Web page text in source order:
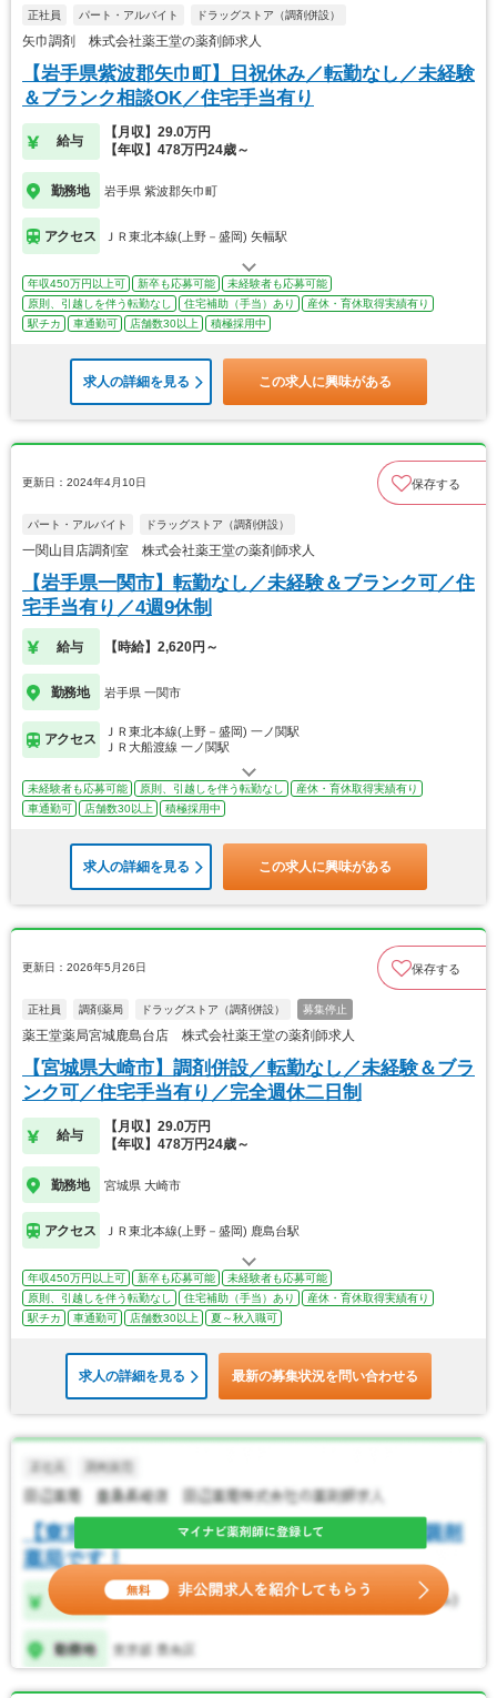
正社員 パート・アルバイト ドラッグストア（調剤併設）
矢巾調剤 株式会社薬王堂の薬剤師求人
【岩手県紫波郡矢巾町】日祝休み／転勤なし／未経験
＆ブランク相談OK／住宅手当有り
給与
【月収】29.0万円
【年収】478万円24歳～
勤務地 岩手県 紫波郡矢巾町
アクセス ＪＲ東北本線(上野－盛岡) 矢幅駅
年収450万円以上可 新卒も応募可能
未経験者も応募可能
原則、引越しを伴う転勤なし
住宅補助（手当）あり
産休・育休取得実績有り
駅チカ
車通勤可 店舗数30以上 積極採用中
求人の詳細を見る この求人に興味がある
更新日：2024年4月10日 保存する
パート・アルバイト ドラッグストア（調剤併設）
一関山目店調剤室 株式会社薬王堂の薬剤師求人
【岩手県一関市】転勤なし／未経験＆ブランク可／住
宅手当有り／4週9休制
給与 【時給】2,620円～
勤務地 岩手県 一関市
アクセス
ＪＲ東北本線(上野－盛岡) 一ノ関駅
ＪＲ大船渡線 一ノ関駅
未経験者も応募可能 原則、引越しを伴う転勤なし
産休・育休取得実績有り
車通勤可
店舗数30以上 積極採用中
求人の詳細を見る この求人に興味がある
更新日：2026年5月26日 保存する
正社員 調剤薬局 ドラッグストア（調剤併設） 募集停止
薬王堂薬局宮城鹿島台店 株式会社薬王堂の薬剤師求人
【宮城県大崎市】調剤併設／転勤なし／未経験＆ブラ
ンク可／住宅手当有り／完全週休二日制
給与
【月収】29.0万円
【年収】478万円24歳～
勤務地 宮城県 大崎市
アクセス ＪＲ東北本線(上野－盛岡) 鹿島台駅
年収450万円以上可 新卒も応募可能
未経験者も応募可能
原則、引越しを伴う転勤なし
住宅補助（手当）あり
産休・育休取得実績有り
駅チカ
車通勤可 店舗数30以上 夏～秋入職可
求人の詳細を見る 最新の募集状況を問い合わせる